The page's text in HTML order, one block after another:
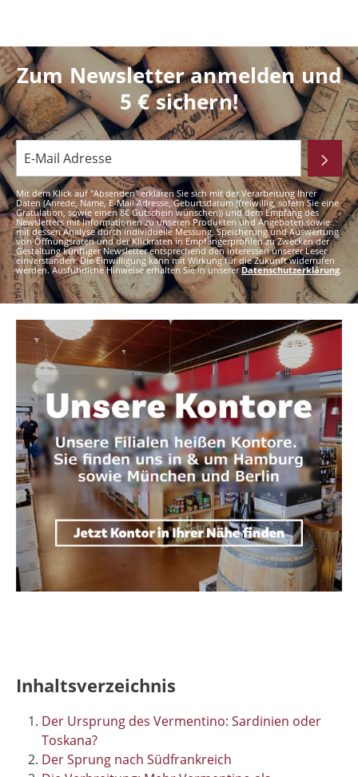
Zum Newsletter anmelden und
5 € sichern!
Mit dem Klick auf "Absenden" erklären Sie sich mit der Verarbeitung Ihrer
Daten (Anrede, Name, E-Mail Adresse, Geburtsdatum (freiwillig, sofern Sie eine
Gratulation, sowie einen 8€ Gutschein wünschen)) und dem Empfang des
Newsletters mit Informationen zu unseren Produkten und Angeboten sowie
mit dessen Analyse durch individuelle Messung, Speicherung und Auswertung
von Öffnungsraten und der Klickraten in Empfängerprofilen zu Zwecken der
Gestaltung künftiger Newsletter entsprechend den Interessen unserer Leser
einverstanden. Die Einwilligung kann mit Wirkung für die Zukunft widerrufen
werden. Ausführliche Hinweise erhalten Sie in unsererDatenschutzerklärung.
Inhaltsverzeichnis
Der Ursprung des Vermentino: Sardinien oder
Toskana?
Der Sprung nach Südfrankreich